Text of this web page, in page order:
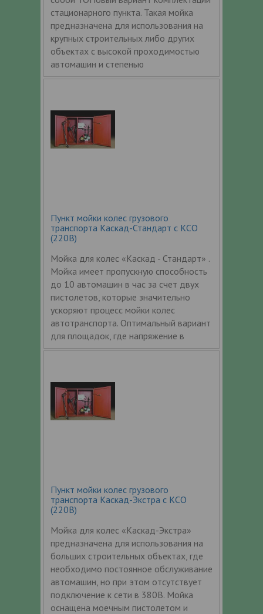
стационарного пункта. Такая мойка
предназначена для использования на
крупных строительных либо других
объектах с высокой проходимостью
автомашин и степенью
Пункт мойки колес грузового
транспорта Каскад-Стандарт с КСО
(220В)
Мойка для колес «Каскад - Стандарт» .
Мойка имеет пропускную способность
до 10 автомашин в час за счет двух
пистолетов, которые значительно
ускоряют процесс мойки колес
автотранспорта. Оптимальный вариант
для площадок, где напряжение в
Пункт мойки колес грузового
транспорта Каскад-Экстра с КСО
(220В)
Мойка для колес «Каскад-Экстра»
предназначена для использования на
больших строительных объектах, где
необходимо постоянное обслуживание
автомашин, но при этом отсутствует
подключение к сети в 380В. Мойка
оснащена моечным пистолетом и